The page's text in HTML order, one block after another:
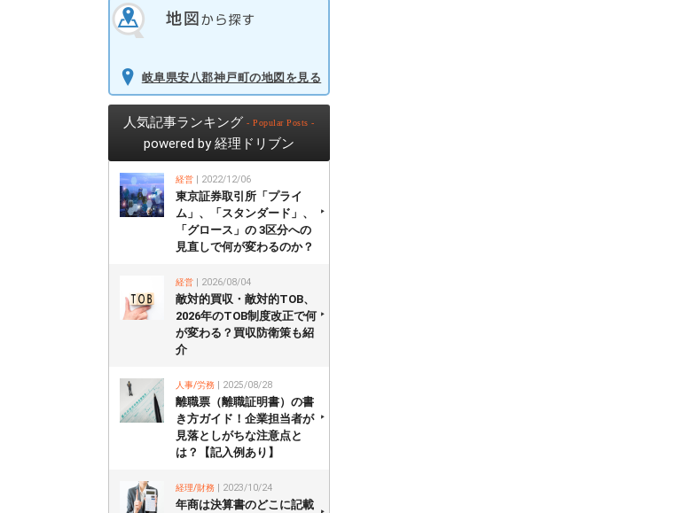
岐阜県安八郡神戸町の地図を見る
人気記事ランキング- Popular Posts -
powered by 経理ドリブン
経営 | 2022/12/06
東京証券取引所「プライ
ム」、「スタンダード」、
「グロース」の 3区分への
見直しで何が変わるのか？
経営 | 2026/08/04
敵対的買収・敵対的TOB、
2026年のTOB制度改正で何
が変わる？買収防衛策も紹
介
人事/労務 | 2025/08/28
離職票（離職証明書）の書
き方ガイド！企業担当者が
見落としがちな注意点と
は？【記入例あり】
経理/財務 | 2023/10/24
年商は決算書のどこに記載